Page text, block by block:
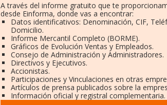
A través del informe gratuito que te
desde Einforma, donde vas a encontrar:
Datos identificativos: Denominación, CIF,
Domicilio.
Informe Mercantil Completo (BORME).
Gráficos de Evolución Ventas y Empleados.
Consejo de Administración y Administradores.
Directivos y Ejecutivos.
Accionistas.
Participaciones y Vinculaciones en otras
Artículos de prensa publicados sobre la
Información oficial y registral complementaria.